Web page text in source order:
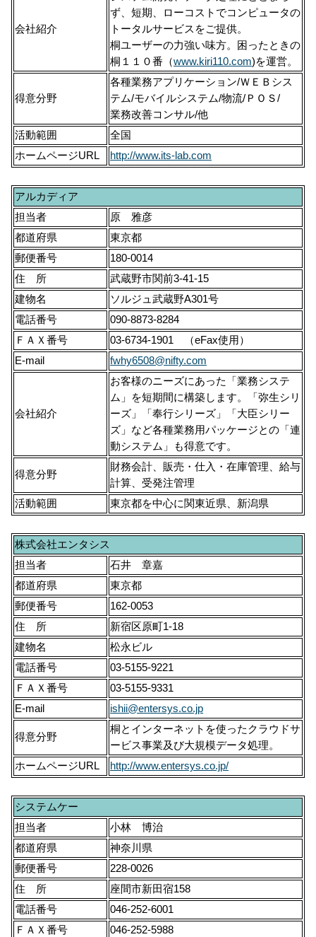
会社紹介
ず、短期、ローコストでコンピュータの
トータルサービスをご提供。
桐ユーザーの力強い味方。困ったときの
桐１１０番（www.kiri110.com)を運営。
得意分野
各種業務アプリケーション/ＷＥＢシス
テム/モバイルシステム/物流/ＰＯＳ/
業務改善コンサル/他
活動範囲
全国
ホームページURL
http://www.its-lab.com
アルカディア
担当者
原 雅彦
都道府県
東京都
郵便番号
180-0014
住 所
武蔵野市関前3-41-15
建物名
ソルジュ武蔵野A301号
電話番号
090-8873-8284
ＦＡＸ番号
03-6734-1901 （eFax使用）
E-mail
fwhy6508@nifty.com
会社紹介
お客様のニーズにあった「業務システ
ム」を短期間に構築します。「弥生シリ
ーズ」「奉行シリーズ」「大臣シリー
ズ」など各種業務用パッケージとの「連
動システム」も得意です。
得意分野
財務会計、販売・仕入・在庫管理、給与
計算、受発注管理
活動範囲
東京都を中心に関東近県、新潟県
株式会社エンタシス
担当者
石井 章嘉
都道府県
東京都
郵便番号
162-0053
住 所
新宿区原町1-18
建物名
松永ビル
電話番号
03-5155-9221
ＦＡＸ番号
03-5155-9331
E-mail
ishii@entersys.co.jp
得意分野
桐とインターネットを使ったクラウドサ
ービス事業及び大規模データ処理。
ホームページURL
http://www.entersys.co.jp/
システムケー
担当者
小林 博治
都道府県
神奈川県
郵便番号
228-0026
住 所
座間市新田宿158
電話番号
046-252-6001
ＦＡＸ番号
046-252-5988